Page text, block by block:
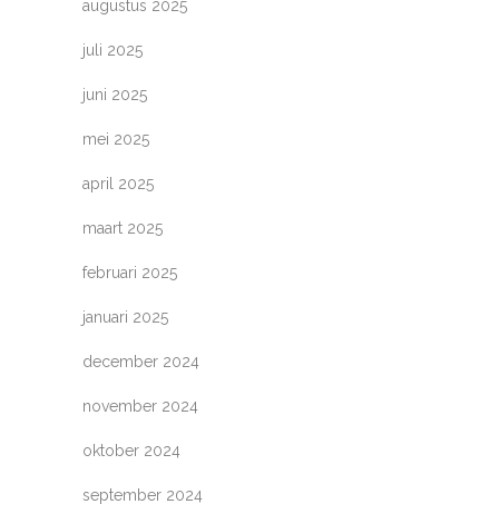
augustus 2025
juli 2025
juni 2025
mei 2025
april 2025
maart 2025
februari 2025
januari 2025
december 2024
november 2024
oktober 2024
september 2024